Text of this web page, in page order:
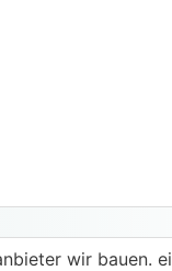
wir bauen.